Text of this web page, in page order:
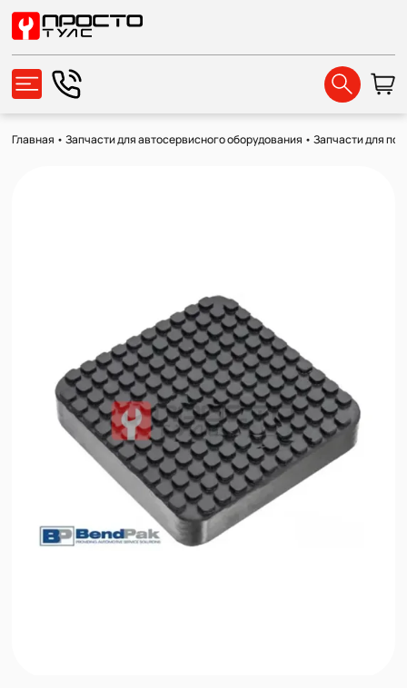
Главная •Запчасти для автосервисного оборудования •Запчасти для